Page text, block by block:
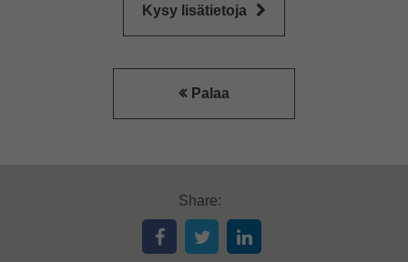
Kysy lisätietoja
Palaa
Share: